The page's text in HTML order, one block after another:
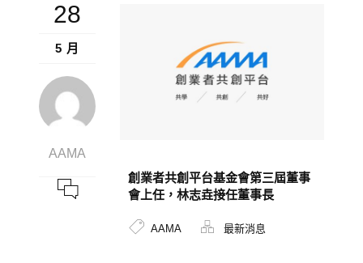
28
5 月
AAMA
創業者共創平台基金會第三屆董事
會上任，林志垚接任董事長
AAMA 最新消息